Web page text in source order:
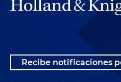
Recibe notificaciones